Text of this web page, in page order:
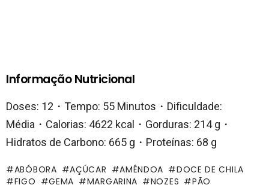
Informação Nutricional
Doses: 12・Tempo: 55 Minutos・Dificuldade:
Média・Calorias: 4622 kcal・Gorduras: 214 g・
Hidratos de Carbono: 665 g・Proteínas: 68 g
ABÓBORA AÇÚCAR AMÊNDOA
DOCE DE CHILA
FIGO
GEMA MARGARINA NOZES PÃO